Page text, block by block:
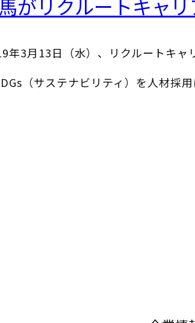
がリクルートキャ
年3月13日（水）、リクルートキャ
（サステナビリティ）を人材採用